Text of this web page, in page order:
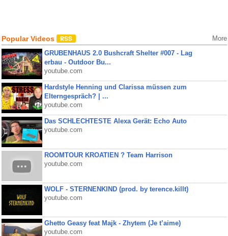
Popular Videos More
GRUBENHAUS 2.0 Bushcraft Shelter #007 - Lag
erbau - Outdoor Bu...
youtube.com
Hardstyle Henning und Clarissa müssen zum
Elterngespräch? | ...
youtube.com
Das SCHLECHTESTE Alexa Gerät: Echo Auto
youtube.com
ROOMTOUR KROATIEN ? Team Harrison
youtube.com
WOLF - STERNENKIND (prod. by terence.killt)
youtube.com
Ghetto Geasy feat Majk - Zhytem (Je t’aime)
youtube.com